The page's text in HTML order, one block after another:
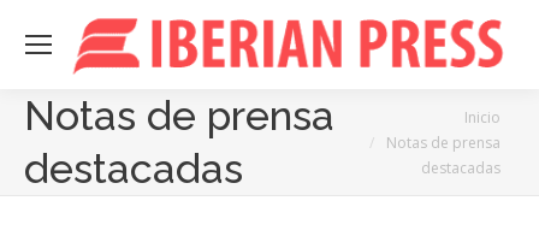
Notas de prensa
destacadas
Inicio
Notas de prensa
destacadas